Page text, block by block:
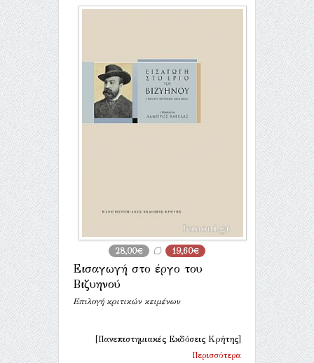
28,00€ 19,60€
Εισαγωγή στο έργο του
Βιζυηνού
Επιλογή κριτικών κειμένων
[Πανεπιστημιακές Εκδόσεις Κρήτης]
Περισσότερα